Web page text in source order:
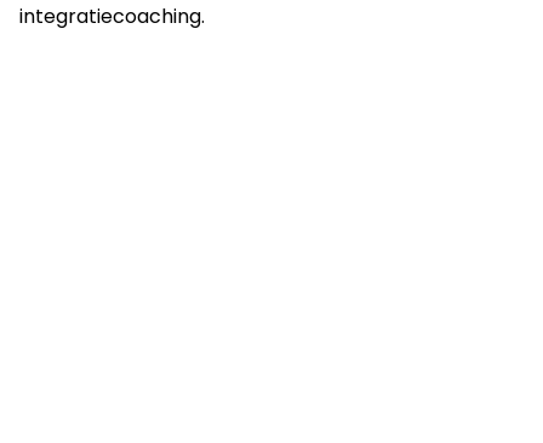
integratiecoaching.